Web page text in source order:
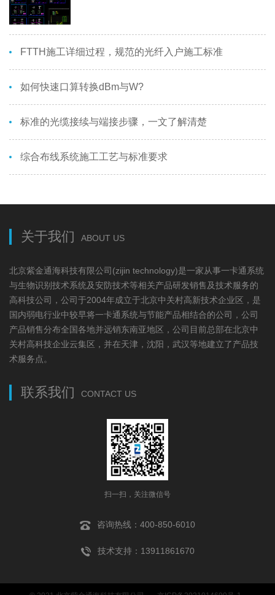
FTTH施工详细过程，规范的光纤入户施工标准
如何快速口算转换dBm与W?
标准的光缆接续与端接步骤，一文了解清楚
综合布线系统施工工艺与标准要求
关于我们 ABOUT US
北京紫金通海科技有限公司(zijin technology)是一家从事一卡通系统
与生物识别技术系统及安防技术等相关产品研发销售及技术服务的
高科技公司，公司于2004年成立于北京中关村高新技术企业区，是
国内弱电行业中较早将一卡通系统与节能产品相结合的公司，公司
产品销售分布全国各地并远销东南亚地区，公司目前总部在北京中
关村高科技企业云集区，并在天津，沈阳，武汉等地建立了产品技
术服务点。
联系我们 CONTACT US
扫一扫，关注微信号
咨询热线：400-850-6010
技术支持：13911861670